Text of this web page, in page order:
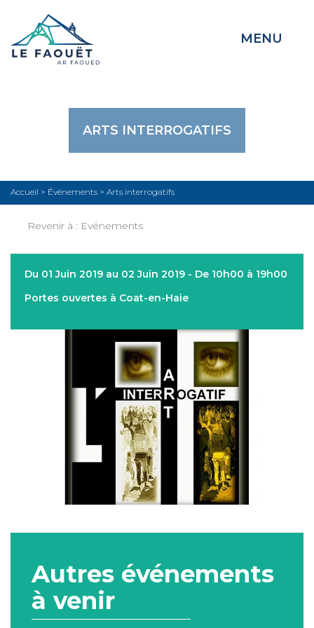
MENU
ARTS INTERROGATIFS
Accueil > Événements > Arts interrogatifs
Revenir à : Evénements
Du 01 Juin 2019 au 02 Juin 2019 - De 10h00 à 19h00
Portes ouvertes à Coat-en-Haie
Autres événements
à venir